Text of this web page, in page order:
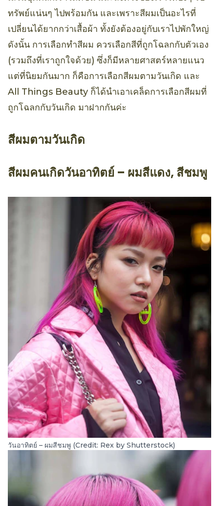
ทรัพย์แน่นๆ ไปพร้อมกัน และเพราะสีผมเป็นอะไรที่
เปลี่ยนได้ยากกว่าเสื้อผ้า ทั้งยังต้องอยู่กับเราไปพักใหญ่
ดังนั้น การเลือกทำสีผม ควรเลือกสีที่ถูกโฉลกกับตัวเอง
(รวมถึงที่เราถูกใจด้วย) ซึ่งก็มีหลายศาสตร์หลายแนว
แต่ที่นิยมกันมาก ก็คือการเลือกสีผมตามวันเกิด และ
All Things Beauty ก็ได้นำเอาเคล็ดการเลือกสีผมที่
ถูกโฉลกกับวันเกิด มาฝากกันค่ะ
สีผมตามวันเกิด
สีผมคนเกิดวันอาทิตย์ – ผมสีแดง, สีชมพู
วันอาทิตย์ – ผมสีชมพู (Credit: Rex by Shutterstock)